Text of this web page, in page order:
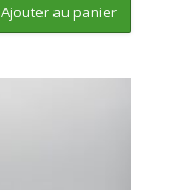
Ajouter au panier